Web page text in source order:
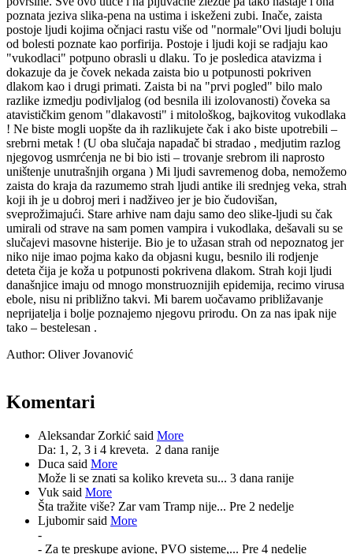
poznata jeziva slika-pena na ustima i iskeženi zubi. Inače, zaista
postoje ljudi kojima očnjaci rastu više od "normale"Ovi ljudi boluju
od bolesti poznate kao porfirija. Postoje i ljudi koji se radjaju kao
"vukodlaci" potpuno obrasli u dlaku. To je posledica atavizma i
dokazuje da je čovek nekada zaista bio u potpunosti pokriven
dlakom kao i drugi primati. Zaista bi na "prvi pogled" bilo malo
razlike izmedju podivljalog (od besnila ili izolovanosti) čoveka sa
atavističkim genom "dlakavosti" i mitološkog, bajkovitog vukodlaka
! Ne biste mogli uopšte da ih razlikujete čak i ako biste upotrebili –
srebrni metak ! (U oba slučaja napadač bi stradao , medjutim razlog
njegovog usmrćenja ne bi bio isti – trovanje srebrom ili naprosto
uništenje unutrašnjih organa ) Mi ljudi savremenog doba, nemožemo
zaista do kraja da razumemo strah ljudi antike ili srednjeg veka, strah
koji ih je u dobroj meri i nadživeo jer je bio čudovišan,
sveprožimajući. Stare arhive nam daju samo deo slike-ljudi su čak
umirali od strave na sam pomen vampira i vukodlaka, dešavali su se
slučajevi masovne histerije. Bio je to užasan strah od nepoznatog jer
niko nije imao pojma kako da objasni kugu, besnilo ili rodjenje
deteta čija je koža u potpunosti pokrivena dlakom. Strah koji ljudi
današnjice imaju od mnogo monstruoznijih epidemija, recimo virusa
ebole, nisu ni približno takvi. Mi barem uočavamo približavanje
neprijatelja i bolje poznajemo njegovu prirodu. On za nas ipak nije
tako – bestelesan .
Author: Oliver Jovanović
Komentari
Aleksandar Zorkić said More
Da: 1, 2, 3 i 4 kreveta. 2 dana ranije
Duca said More
Može li se znati sa koliko kreveta su... 3 dana ranije
Vuk said More
Šta tražite više? Zar vam Tramp nije... Pre 2 nedelje
Ljubomir said More
-
- Za te preskupe avione, PVO sisteme,... Pre 4 nedelje